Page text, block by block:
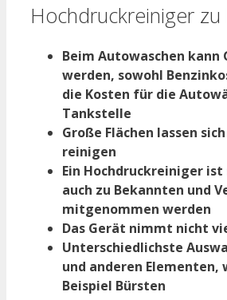
Hochdruckreiniger zu
Beim Autowaschen kann
werden, sowohl
die Kosten für die
Tankstelle
Große Flächen lassen
reinigen
Ein Hochdruckreiniger
auch zu Bekannten und
mitgenommen werden
Das Gerät nimmt nicht
Unterschiedlichste
und anderen Elementen,
Beispiel Bürsten